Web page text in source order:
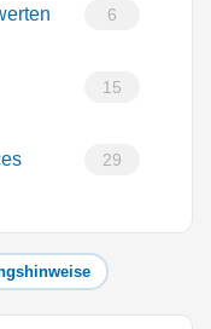
6
15
29